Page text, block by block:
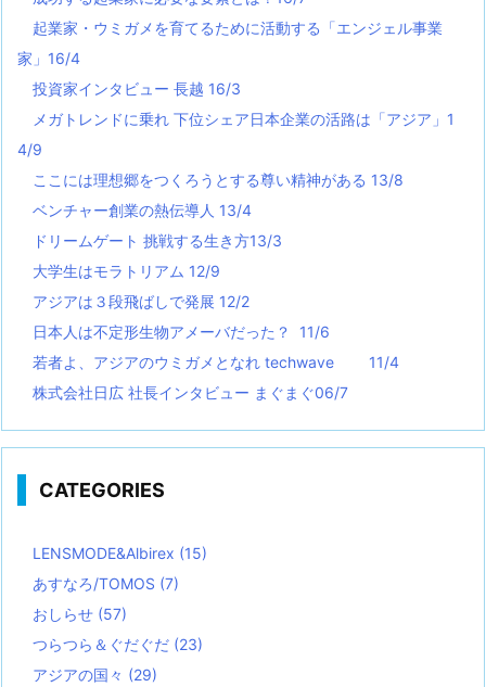
起業家・ウミガメを育てるために活動する「エンジェル事業
家」16/4
投資家インタビュー 長越 16/3
メガトレンドに乗れ 下位シェア日本企業の活路は「アジア」1
4/9
ここには理想郷をつくろうとする尊い精神がある 13/8
ベンチャー創業の熱伝導人 13/4
ドリームゲート 挑戦する生き方13/3
大学生はモラトリアム 12/9
アジアは３段飛ばしで発展 12/2
日本人は不定形生物アメーバだった？ 11/6
若者よ、アジアのウミガメとなれ techwave
11/4
株式会社日広 社長インタビュー まぐまぐ06/7
CATEGORIES
LENSMODE&Albirex (15)
あすなろ/TOMOS (7)
おしらせ (57)
つらつら＆ぐだぐだ (23)
アジアの国々 (29)